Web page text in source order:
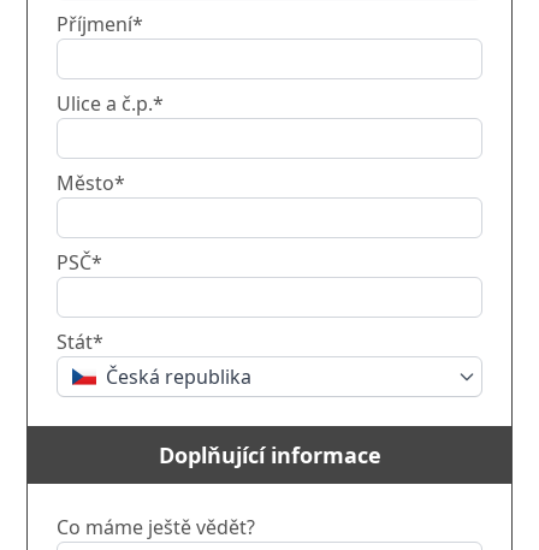
Příjmení*
Ulice a č.p.*
Město*
PSČ*
Stát*
Česká republika
Doplňující informace
Co máme ještě vědět?